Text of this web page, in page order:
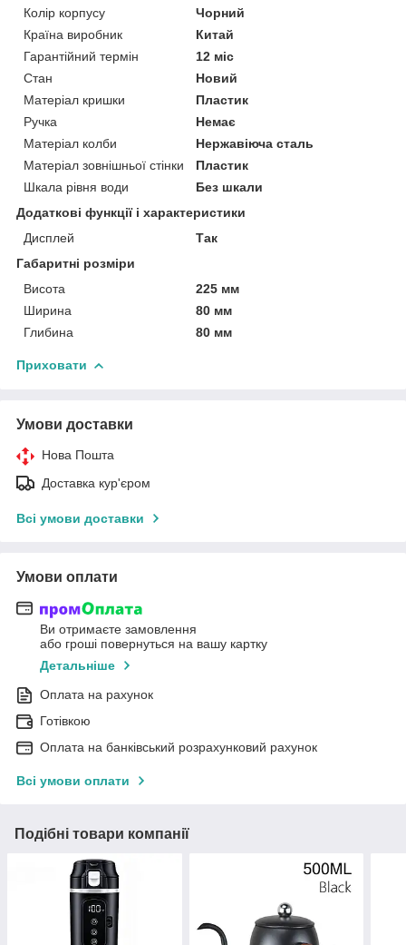
Колір корпусу
Чорний
Країна виробник
Китай
Гарантійний термін
12 міс
Стан
Новий
Матеріал кришки
Пластик
Ручка
Немає
Матеріал колби
Нержавіюча сталь
Матеріал зовнішньої стінки
Пластик
Шкала рівня води
Без шкали
Додаткові функції і характеристики
Дисплей
Так
Габаритні розміри
Висота
225 мм
Ширина
80 мм
Глибина
80 мм
Приховати
Умови доставки
Нова Пошта
Доставка кур'єром
Всі умови доставки
Умови оплати
Ви отримаєте замовлення
або гроші повернуться на вашу картку
Детальніше
Оплата на рахунок
Готівкою
Оплата на банківський розрахунковий рахунок
Всі умови оплати
Подібні товари компанії